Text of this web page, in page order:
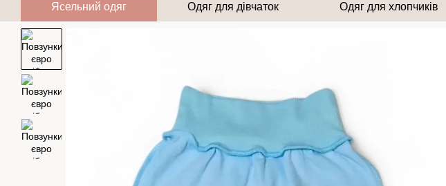
Ясельний одяг Одяг для дівчаток Одяг для хлопчиків